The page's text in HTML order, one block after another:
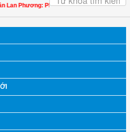
Phương: Phổ biến pháp luật phải lấy